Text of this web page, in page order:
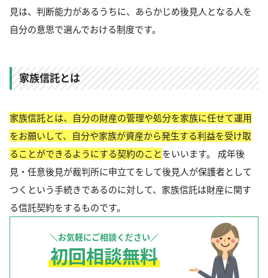
見は、判断能力があるうちに、あらかじめ後見人となる人を
自分の意思で選んでおける制度です。
家族信託とは
家族信託とは、自分の財産の管理や処分を家族に任せて運用
をお願いして、自分や家族が資産から発生する利益を受け取
ることができるようにする契約のこと をいいます。 成年後
見・任意後見が裁判所に申立てをして後見人が保護者として
つくという手続きであるのに対して、家族信託は財産に関す
る信託契約をするものです。
お気軽にご相談ください
初回相談無料